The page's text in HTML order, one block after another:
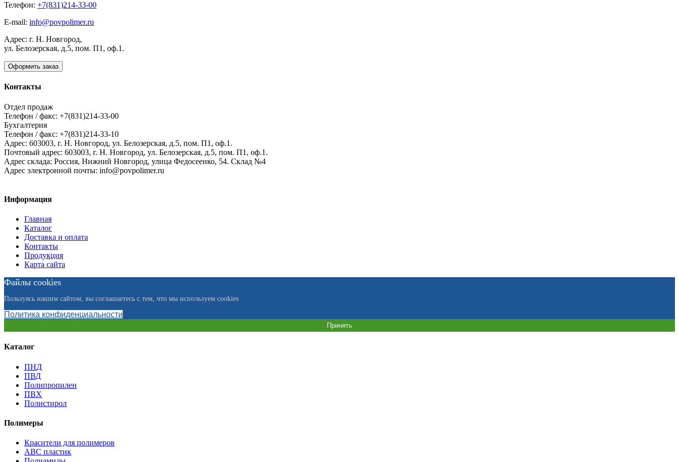
Телефон: +7(831)214-33-00
E-mail: info@povpolimer.ru
Адрес: г. Н. Новгород,
ул. Белозерская, д.5, пом. П1, оф.1.
Оформить заказ
Контакты
Отдел продаж
Телефон / факс: +7(831)214-33-00
Бухгалтерия
Телефон / факс: +7(831)214-33-10
Адрес: 603003, г. Н. Новгород, ул. Белозерская, д.5, пом. П1, оф.1.
Почтовый адрес: 603003, г. Н. Новгород, ул. Белозерская, д.5, пом. П1, оф.1.
Адрес склада: Россия, Нижний Новгород, улица Федосеенко, 54. Склад №4
Адрес электронной почты: info@povpolimer.ru
Информация
Главная
Каталог
Доставка и оплата
Контакты
Продукция
Карта сайта
Файлы cookies
Пользуясь нашим сайтом, вы соглашаетесь с тем, что мы используем cookies
Политика конфиденциальности
Принять
Каталог
ПНД
ПВД
Полипропилен
ПВХ
Полистирол
Полимеры
Красители для полимеров
АВС пластик